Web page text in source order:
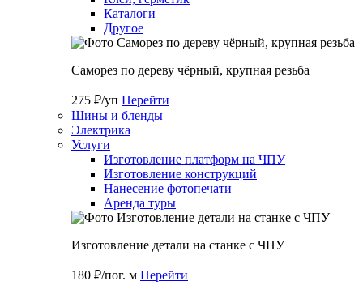
Каталоги
Другое
Саморез по дереву чёрный, крупная резьба
275 ₽/уп Перейти
Шины и бленды
Электрика
Услуги
Изготовление платформ на ЧПУ
Изготовление конструкций
Нанесение фотопечати
Аренда туры
Изготовление детали на станке с ЧПУ
180 ₽/пог. м Перейти